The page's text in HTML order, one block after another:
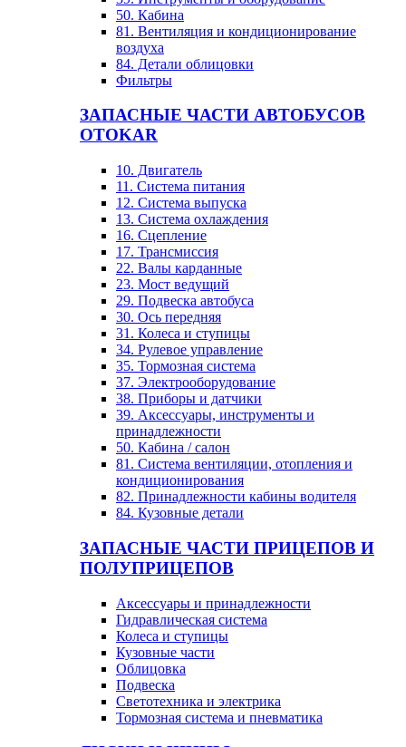
50. Кабина
81. Вентиляция и кондиционирование
воздуха
84. Детали облицовки
Фильтры
ЗАПАСНЫЕ ЧАСТИ АВТОБУСОВ
OTOKAR
10. Двигатель
11. Система питания
12. Система выпуска
13. Система охлаждения
16. Сцепление
17. Трансмиссия
22. Валы карданные
23. Мост ведущий
29. Подвеска автобуса
30. Ось передняя
31. Колеса и ступицы
34. Рулевое управление
35. Тормозная система
37. Электрооборудование
38. Приборы и датчики
39. Аксессуары, инструменты и
принадлежности
50. Кабина / салон
81. Система вентиляции, отопления и
кондиционирования
82. Принадлежности кабины водителя
84. Кузовные детали
ЗАПАСНЫЕ ЧАСТИ ПРИЦЕПОВ И
ПОЛУПРИЦЕПОВ
Аксессуары и принадлежности
Гидравлическая система
Колеса и ступицы
Кузовные части
Облицовка
Подвеска
Светотехника и электрика
Тормозная система и пневматика